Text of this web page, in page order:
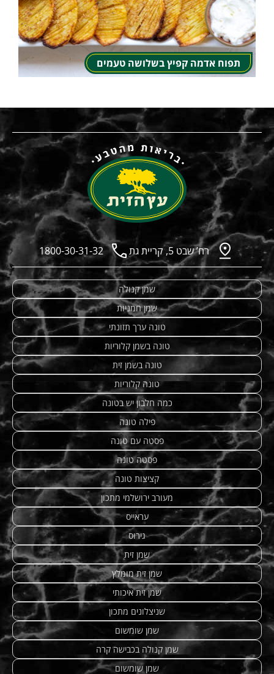
תפוח אדמה קפיץ בשלושה טעמים
רח’ שבט 5, קריית גת 1800-30-31-32
שמן קנולה
שמן חמניות
טונה ערך תזונתי
טונה בשמן קלוריות
טונה בשמן זית
טונה קלוריות
כמה חלבון יש בטונה
פילה טונה
פסטה עם טונה
פסטה טונה
קציצות טונה
מעורב ירושלמי מתכון
עראייס
גירוס
שמן זית
שמן זית מומלץ
שמן זית איכותי
שניצלונים מתכון
שמן שומשום
שמן קנולה בכבישה קרה
שמן שומשום